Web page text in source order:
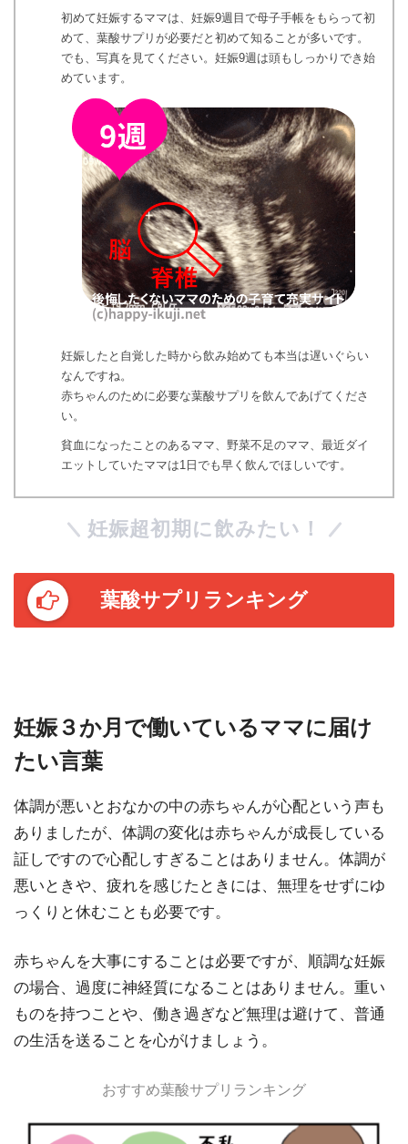
初めて妊娠するママは、妊娠9週目で母子手帳をもらって初
めて、葉酸サプリが必要だと初めて知ることが多いです。
でも、写真を見てください。妊娠9週は頭もしっかりでき始
めています。
妊娠したと自覚した時から飲み始めても本当は遅いぐらい
なんですね。
赤ちゃんのために必要な葉酸サプリを飲んであげてくださ
い。
貧血になったことのあるママ、野菜不足のママ、最近ダイ
エットしていたママは1日でも早く飲んでほしいです。
妊娠超初期に飲みたい！
葉酸サプリランキング
妊娠３か月で働いているママに届け
たい言葉
体調が悪いとおなかの中の赤ちゃんが心配という声も
ありましたが、体調の変化は赤ちゃんが成長している
証しですので心配しすぎることはありません。体調が
悪いときや、疲れを感じたときには、無理をせずにゆ
っくりと休むことも必要です。
赤ちゃんを大事にすることは必要ですが、順調な妊娠
の場合、過度に神経質になることはありません。重い
ものを持つことや、働き過ぎなど無理は避けて、普通
の生活を送ることを心がけましょう。
おすすめ葉酸サプリランキング